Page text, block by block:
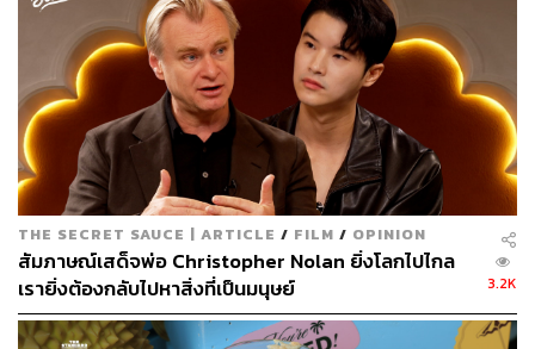
THE SECRET SAUCE | ARTICLE / FILM / OPINION
สัมภาษณ์เสด็จพ่อ Christopher Nolan ยิ่งโลกไปไกล
เรายิ่งต้องกลับไปหาสิ่งที่เป็นมนุษย์
3.2K